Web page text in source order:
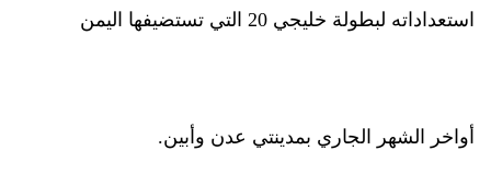
استعداداته لبطولة خليجي 20 التي تستضيفها اليمن
أواخر الشهر الجاري بمدينتي عدن وأبين.